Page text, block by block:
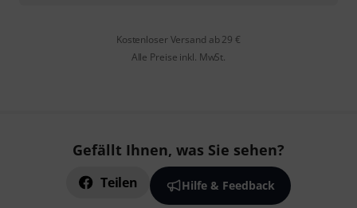
Kostenloser Versand ab 29 €
Alle Preise inkl. MwSt.
Gefällt Ihnen, was Sie sehen?
Teilen Hilfe & Feedback